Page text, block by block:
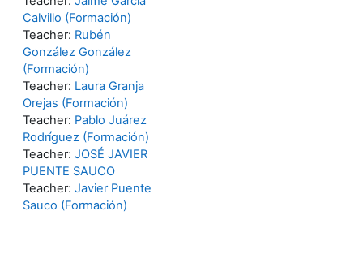
Calvillo (Formación)
Teacher: Rubén
González González
(Formación)
Teacher: Laura Granja
Orejas (Formación)
Teacher: Pablo Juárez
Rodríguez (Formación)
Teacher: JOSÉ JAVIER
PUENTE SAUCO
Teacher: Javier Puente
Sauco (Formación)